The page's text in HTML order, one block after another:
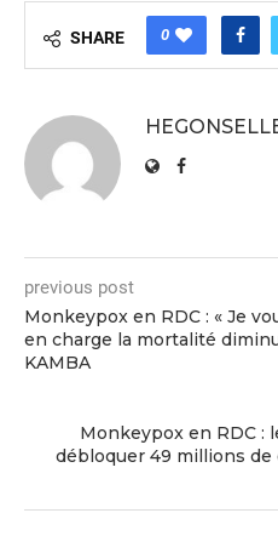
SHARE 0
previous post
Monkeypox en RDC : « Je
en charge la mortalité
KAMBA
Monkeypox en RDC :
débloquer 49 millions